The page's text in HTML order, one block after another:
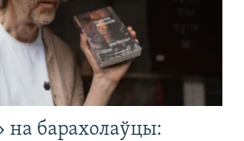
на барахолаўцы: